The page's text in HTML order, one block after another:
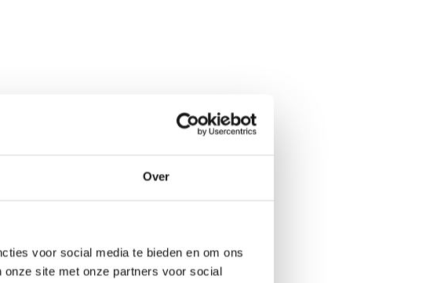
Over
voor social media te bieden en om ons
site met onze partners voor social